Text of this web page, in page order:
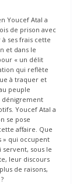
Youcef Atal a
de prison avec
ses frais cette
et dans le
« un délit
qui reflète
à traquer et
peuple
dénigrement
Youcef Atal a
se pose
affaire. Que
» qui occupent
servent, sous le
leur discours
de raisons,